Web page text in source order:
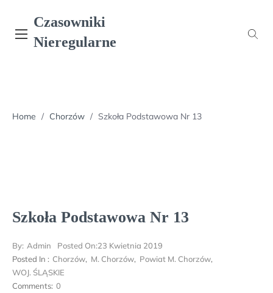
content
Czasowniki
Nieregularne
Home / Chorzów / Szkoła Podstawowa Nr 13
Szkoła Podstawowa Nr 13
By: Admin Posted On:23 Kwietnia 2019
Posted In : Chorzów, M. Chorzów, Powiat M. Chorzów,
WOJ. ŚLĄSKIE
Comments: 0